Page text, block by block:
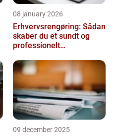
08 january 2026
Erhvervsrengøring: Sådan
skaber du et sundt og
professionelt
09 december 2025